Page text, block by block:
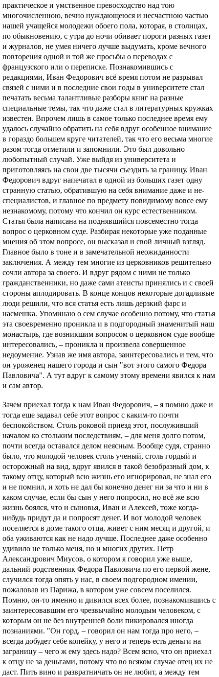
практическое и умственное превосходство над тою
многочисленною, вечно нуждающеюся и несчастною частью
нашей учащейся молодежи обоего пола, которая, в столицах,
по обыкновению, с утра до ночи обивает пороги разных газет
и журналов, не умея ничего лучше выдумать, кроме вечного
повторения одной и той же просьбы о переводах с
французского или о переписке. Познакомившись с
редакциями, Иван Федорович всё время потом не разрывал
связей с ними и в последние свои годы в университете стал
печатать весьма талантливые разборы книг на разные
специальные темы, так что даже стал в литературных кружках
известен. Впрочем лишь в самое только последнее время ему
удалось случайно обратить на себя вдруг особенное внимание
в гораздо большем круге читателей, так что его весьма многие
разом тогда отметили и запомнили. Это был довольно
любопытный случай. Уже выйдя из университета и
приготовляясь на свои две тысячи съездить за границу, Иван
Федорович вдруг напечатал в одной из больших газет одну
странную статью, обратившую на себя внимание даже и не-
специалистов, и главное по предмету повидимому вовсе ему
незнакомому, потому что кончил он курс естественником.
Статья была написана на поднявшийся повсеместно тогда
вопрос о церковном суде. Разбирая некоторые уже поданные
мнения об этом вопросе, он высказал и свой личный взгляд.
Главное было в тоне и в замечательной неожиданности
заключения. А между тем многие из церковников решительно
сочли автора за своего. И вдруг рядом с ними не только
гражданственники, но даже сами атеисты принялись и с своей
стороны аплодировать. В конце концов некоторые догадливые
люди решили, что вся статья есть лишь дерзкий фарс и
насмешка. Упоминаю о сем случае особенно потому, что статья
эта своевременно проникла и в подгородный знаменитый наш
монастырь, где возникшим вопросом о церковном суде вообще
интересовались, – проникла и произвела совершенное
недоумение. Узнав же имя автора, заинтересовались и тем, что
он уроженец нашего города и сын "вот этого самого Федора
Павловича". А тут вдруг к самому этому времени явился к нам
и сам автор.
Зачем приехал тогда к нам Иван Федорович, – я помню даже и
тогда еще задавал себе этот вопрос с каким-то почти
беспокойством. Столь роковой приезд этот, послуживший
началом ко стольким последствиям, – для меня долго потом,
почти всегда оставался делом неясным. Вообще судя, странно
было, что молодой человек столь ученый, столь гордый и
осторожный на вид, вдруг явился в такой безобразный дом, к
такому отцу, который всю жизнь его игнорировал, не знал его
и не помнил, и хоть не дал бы конечно денег ни за что и ни в
каком случае, если бы сын у него попросил, но всё же всю
жизнь боялся, что и сыновья, Иван и Алексей, тоже когда-
нибудь придут да и попросят денег. И вот молодой человек
поселяется в доме такого отца, живет с ним месяц и другой, и
оба уживаются как не надо лучше. Последнее даже особенно
удивило не только меня, но и многих других. Петр
Александрович Миусов, о котором я говорил уже выше,
дальний родственник Федора Павловича по его первой жене,
случился тогда опять у нас, в своем подгородном имении,
пожаловав из Парижа, в котором уже совсем поселился.
Помню, он-то именно и дивился всех более, познакомившись с
заинтересовавшим его чрезвычайно молодым человеком, с
которым он не без внутренней боли пикировался иногда
познаниями. "Он горд, – говорил он нам тогда про него, –
всегда добудет себе копейку, у него и теперь есть деньги на
заграницу – чего ж ему здесь надо? Всем ясно, что он приехал
к отцу не за деньгами, потому что во всяком случае отец их не
даст. Пить вино и развратничать он не любит, а между тем